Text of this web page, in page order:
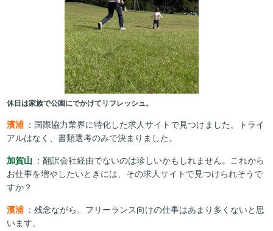
休日は家族で公園にでかけてリフレッシュ。
濱浦 ：国際協力業界に特化した求人サイトで見つけました。トライ
アルはなく、書類選考のみで決まりました。
加賀山 ：翻訳会社経由でないのは珍しいかもしれません。これから
お仕事を増やしたいときには、その求人サイトで見つけられそうで
すか？
濱浦 ：残念ながら、フリーランス向けの仕事はあまり多くないと思
います。